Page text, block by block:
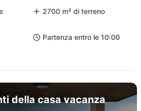
2700 m² di terreno
Partenza entro le 10:00
della casa vacanza